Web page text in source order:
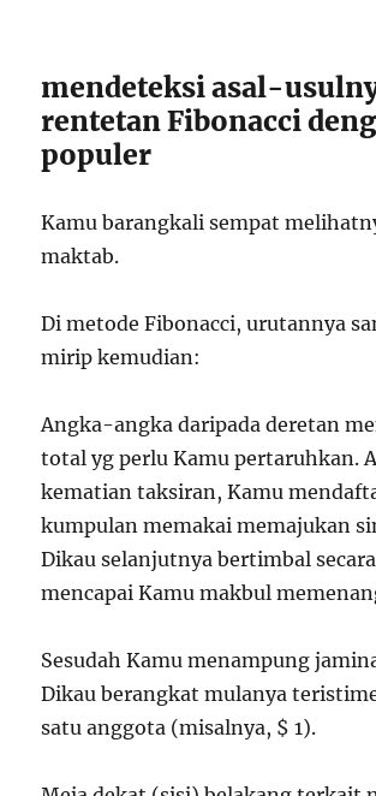
mendeteksi asal-
rentetan Fibonacci
populer
Kamu barangkali sempat
maktab.
Di metode Fibonacci, urutannya
mirip kemudian:
Angka-angka daripada deretan
total yg perlu Kamu pertaruhkan.
kematian taksiran, Kamu
kumpulan memakai memajukan
Dikau selanjutnya bertimbal
mencapai Kamu makbul
Sesudah Kamu menampung
Dikau berangkat mulanya
satu anggota (misalnya, $ 1).